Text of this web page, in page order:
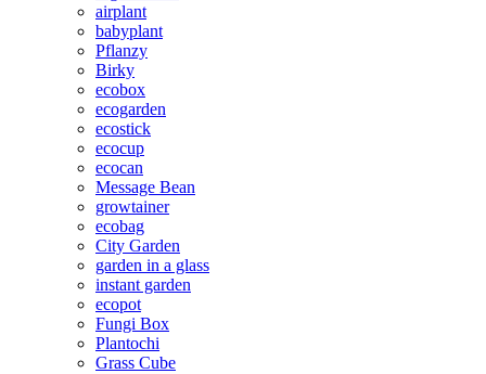
airplant
babyplant
Pflanzy
Birky
ecobox
ecogarden
ecostick
ecocup
ecocan
Message Bean
growtainer
ecobag
City Garden
garden in a glass
instant garden
ecopot
Fungi Box
Plantochi
Grass Cube